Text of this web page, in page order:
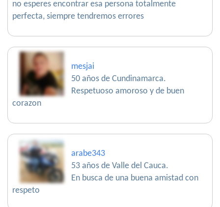
no esperes encontrar esa persona totalmente
perfecta, siempre tendremos errores
mesjai
50 años de Cundinamarca.
Respetuoso amoroso y de buen
corazon
arabe343
53 años de Valle del Cauca.
En busca de una buena amistad con
respeto